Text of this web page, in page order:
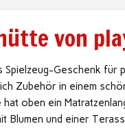
von
Spielzeug-Geschenk für
Zubehör in einem
hat oben ein
Blumen und einer